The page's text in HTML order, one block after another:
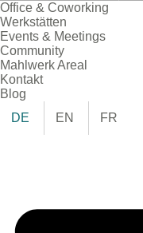
Office & Coworking
Werkstätten
Events & Meetings
Community
Mahlwerk Areal
Kontakt
Blog
DE
EN FR